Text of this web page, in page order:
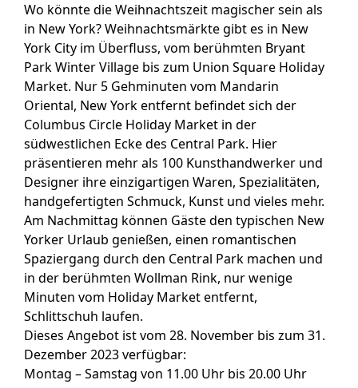
Wo könnte die Weihnachtszeit magischer sein als
in New York? Weihnachtsmärkte gibt es in New
York City im Überfluss, vom berühmten Bryant
Park Winter Village bis zum Union Square Holiday
Market. Nur 5 Gehminuten vom Mandarin
Oriental, New York entfernt befindet sich der
Columbus Circle Holiday Market in der
südwestlichen Ecke des Central Park. Hier
präsentieren mehr als 100 Kunsthandwerker und
Designer ihre einzigartigen Waren, Spezialitäten,
handgefertigten Schmuck, Kunst und vieles mehr.
Am Nachmittag können Gäste den typischen New
Yorker Urlaub genießen, einen romantischen
Spaziergang durch den Central Park machen und
in der berühmten Wollman Rink, nur wenige
Minuten vom Holiday Market entfernt,
Schlittschuh laufen.
Dieses Angebot ist vom 28. November bis zum 31.
Dezember 2023 verfügbar:
Montag – Samstag von 11.00 Uhr bis 20.00 Uhr